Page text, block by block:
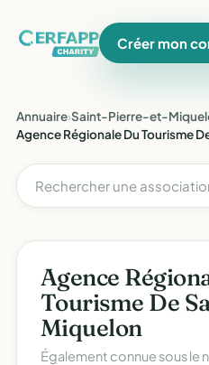
Créer mon
Annuaire›Saint-Pierre-et-
Agence Régionale Du Tourisme
Agence
Tourisme De
Miquelon
Également connue sous le